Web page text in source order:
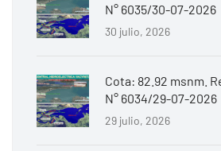
N° 6035/30-07-2026
30 julio, 2026
Cota: 82.92 msnm.
N° 6034/29-07-2026
29 julio, 2026